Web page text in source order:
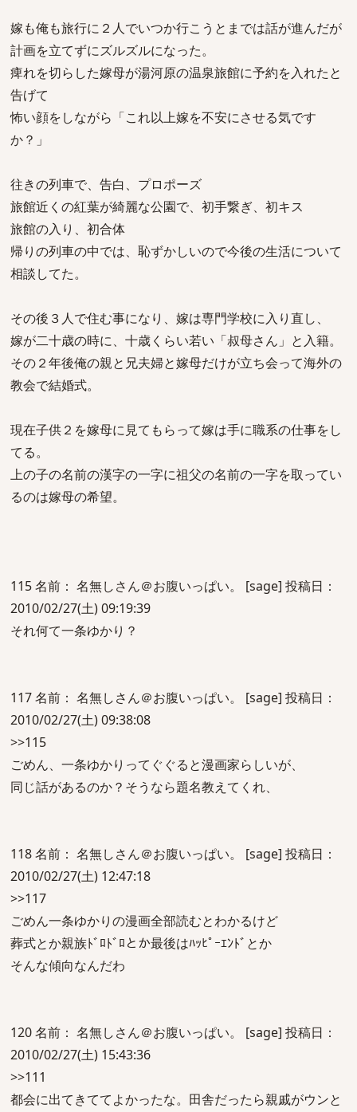
嫁も俺も旅行に２人でいつか行こうとまでは話が進んだが
計画を立てずにズルズルになった。
痺れを切らした嫁母が湯河原の温泉旅館に予約を入れたと
告げて
怖い顔をしながら「これ以上嫁を不安にさせる気です
か？」
往きの列車で、告白、プロポーズ
旅館近くの紅葉が綺麗な公園で、初手繋ぎ、初キス
旅館の入り、初合体
帰りの列車の中では、恥ずかしいので今後の生活について
相談してた。
その後３人で住む事になり、嫁は専門学校に入り直し、
嫁が二十歳の時に、十歳くらい若い「叔母さん」と入籍。
その２年後俺の親と兄夫婦と嫁母だけが立ち会って海外の
教会で結婚式。
現在子供２を嫁母に見てもらって嫁は手に職系の仕事をし
てる。
上の子の名前の漢字の一字に祖父の名前の一字を取ってい
るのは嫁母の希望。
115 名前： 名無しさん＠お腹いっぱい。 [sage] 投稿日：
2010/02/27(土) 09:19:39
それ何て一条ゆかり？
117 名前： 名無しさん＠お腹いっぱい。 [sage] 投稿日：
2010/02/27(土) 09:38:08
>>115
ごめん、一条ゆかりってぐぐると漫画家らしいが、
同じ話があるのか？そうなら題名教えてくれ、
118 名前： 名無しさん＠お腹いっぱい。 [sage] 投稿日：
2010/02/27(土) 12:47:18
>>117
ごめん一条ゆかりの漫画全部読むとわかるけど
葬式とか親族ﾄﾞﾛﾄﾞﾛとか最後はﾊｯﾋﾟｰｴﾝﾄﾞとか
そんな傾向なんだわ
120 名前： 名無しさん＠お腹いっぱい。 [sage] 投稿日：
2010/02/27(土) 15:43:36
>>111
都会に出てきててよかったな。田舎だったら親戚がウンと